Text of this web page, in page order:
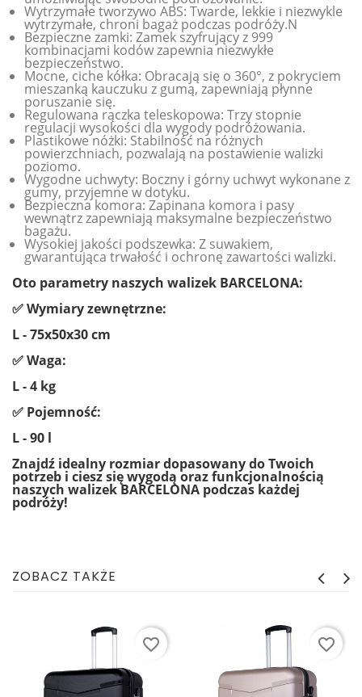
Wytrzymałe tworzywo ABS: Twarde, lekkie i niezwykle
wytrzymałe, chroni bagaż podczas podróży.N
Bezpieczne zamki: Zamek szyfrujący z 999
kombinacjami kodów zapewnia niezwykłe
bezpieczeństwo.
Mocne, ciche kółka: Obracają się o 360°, z pokryciem
mieszanką kauczuku z gumą, zapewniają płynne
poruszanie się.
Regulowana rączka teleskopowa: Trzy stopnie
regulacji wysokości dla wygody podróżowania.
Plastikowe nóżki: Stabilność na różnych
powierzchniach, pozwalają na postawienie walizki
poziomo.
Wygodne uchwyty: Boczny i górny uchwyt wykonane z
gumy, przyjemne w dotyku.
Bezpieczna komora: Zapinana komora i pasy
wewnątrz zapewniają maksymalne bezpieczeństwo
bagażu.
Wysokiej jakości podszewka: Z suwakiem,
gwarantująca trwałość i ochronę zawartości walizki.
Oto parametry naszych walizek BARCELONA:
✅ Wymiary zewnętrzne:
L - 75x50x30 cm
✅ Waga:
L - 4 kg
✅ Pojemność:
L - 90 l
Znajdź idealny rozmiar dopasowany do Twoich
potrzeb i ciesz się wygodą orazfunkcjonalnością
naszych walizek BARCELONA podczas każdej
podróży!
ZOBACZ TAKŻE
favorite_border favorite_border